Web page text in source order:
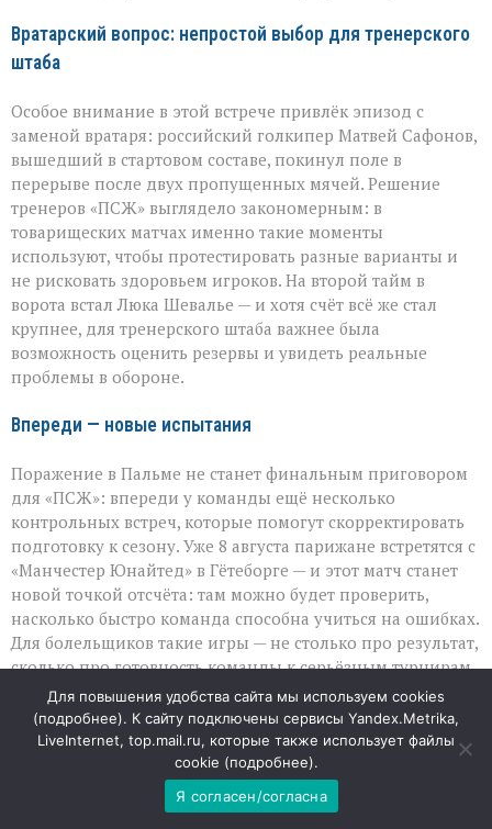
Вратарский вопрос: непростой выбор для тренерского
штаба
Особое внимание в этой встрече привлёк эпизод с
заменой вратаря: российский голкипер Матвей Сафонов,
вышедший в стартовом составе, покинул поле в
перерыве после двух пропущенных мячей. Решение
тренеров «ПСЖ» выглядело закономерным: в
товарищеских матчах именно такие моменты
используют, чтобы протестировать разные варианты и
не рисковать здоровьем игроков. На второй тайм в
ворота встал Люка Шевалье — и хотя счёт всё же стал
крупнее, для тренерского штаба важнее была
возможность оценить резервы и увидеть реальные
проблемы в обороне.
Впереди — новые испытания
Поражение в Пальме не станет финальным приговором
для «ПСЖ»: впереди у команды ещё несколько
контрольных встреч, которые помогут скорректировать
подготовку к сезону. Уже 8 августа парижане встретятся с
«Манчестер Юнайтед» в Гётеборге — и этот матч станет
новой точкой отсчёта: там можно будет проверить,
насколько быстро команда способна учиться на ошибках.
Для болельщиков такие игры — не столько про результат,
сколько про готовность команды к серьёзным турнирам,
где цена ошибки заметно выше.
Товарищеские матчи часто недооценивают, но именно в
них проявляются настоящие слабые места и скрытые
резервы. И разгромное поражение «ПСЖ» в
Испании — это не столько повод для громких заголовков,
Для повышения удобства сайта мы используем cookies
(подробнее). К сайту подключены сервисы Yandex.Metrika,
LiveInternet, top.mail.ru, которые также использует файлы
cookie (подробнее).
Я согласен/согласна